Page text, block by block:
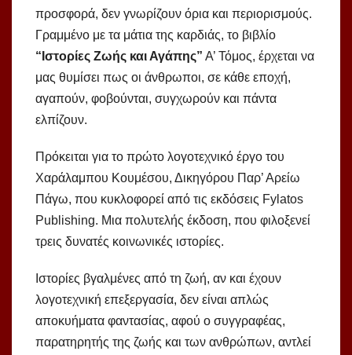
προσφορά, δεν γνωρίζουν όρια και περιορισμούς.
Γραμμένο με τα μάτια της καρδιάς, το βιβλίο
“Ιστορίες Ζωής και Αγάπης” Α’ Τόμος, έρχεται να
μας θυμίσει πως οι άνθρωποι, σε κάθε εποχή,
αγαπούν, φοβούνται, συγχωρούν και πάντα
ελπίζουν.
Πρόκειται για το πρώτο λογοτεχνικό έργο του
Χαράλαμπου Κουμέσου, Δικηγόρου Παρ’ Αρείω
Πάγω, που κυκλοφορεί από τις εκδόσεις Fylatos
Publishing. Μια πολυτελής έκδοση, που φιλοξενεί
τρεις δυνατές κοινωνικές ιστορίες.
Ιστορίες βγαλμένες από τη ζωή, αν και έχουν
λογοτεχνική επεξεργασία, δεν είναι απλώς
αποκυήματα φαντασίας, αφού ο συγγραφέας,
παρατηρητής της ζωής και των ανθρώπων, αντλεί